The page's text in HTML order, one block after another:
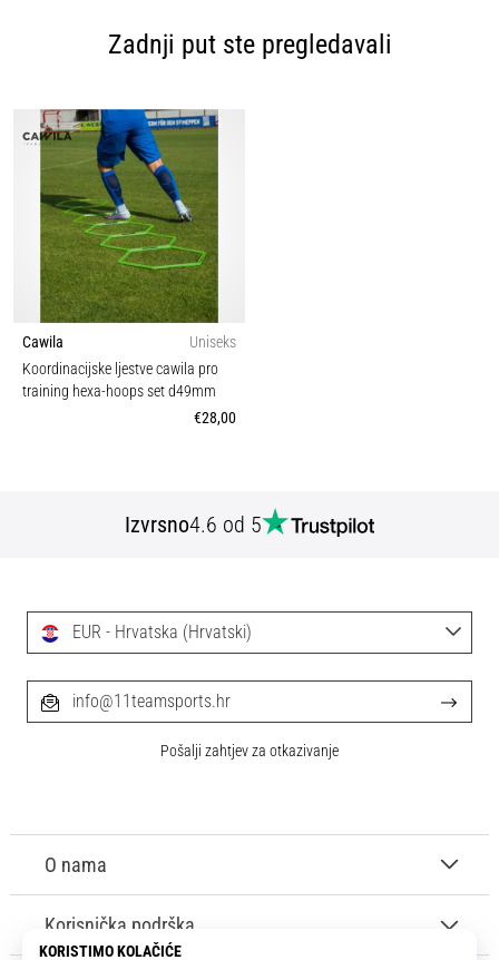
Zadnji put ste pregledavali
Cawila
Uniseks
Koordinacijske ljestve cawila pro
training hexa-hoops set d49mm
€28,00
Izvrsno4.6 od 5
O nama
Korisnička podrška
EUR - Hrvatska (Hrvatski)
info@11teamsports.hr
Pošalji zahtjev za otkazivanje